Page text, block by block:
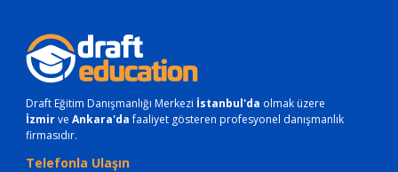
Draft Eğitim Danışmanlığı Merkezi İstanbul'da olmak üzere
İzmirve Ankara'dafaaliyet gösteren profesyonel danışmanlık
firmasıdır.
Telefonla Ulaşın